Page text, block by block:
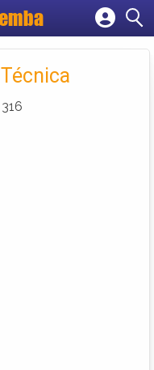
empresa
316